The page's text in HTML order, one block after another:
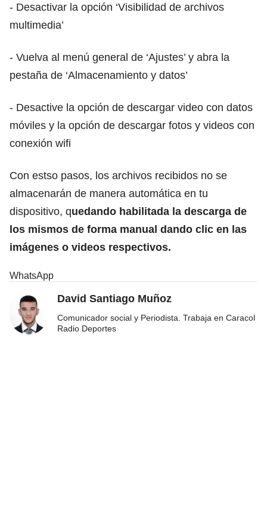
- Desactivar la opción ‘Visibilidad de archivos
multimedia’
- Vuelva al menú general de ‘Ajustes’ y abra la
pestaña de ‘Almacenamiento y datos’
- Desactive la opción de descargar video con datos
móviles y la opción de descargar fotos y videos con
conexión wifi
Con estso pasos, los archivos recibidos no se
almacenarán de manera automática en tu
dispositivo, quedando habilitada la descarga de
los mismos de forma manual dando clic en las
imágenes o videos respectivos.
WhatsApp
David Santiago Muñoz
Comunicador social y Periodista. Trabaja en Caracol
Radio Deportes